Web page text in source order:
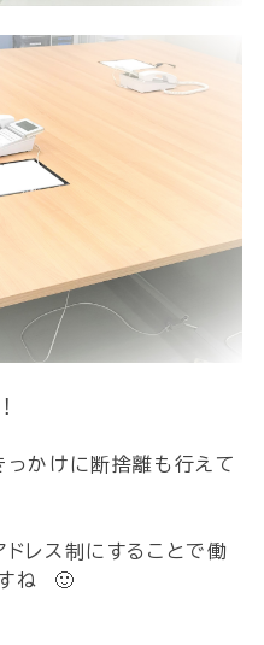
っかけに断捨離も行えて
レス制にすることで働
ね 🙂